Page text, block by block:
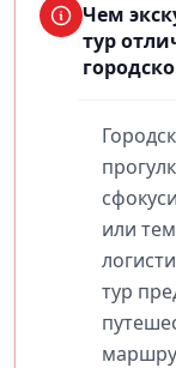
Чем
тур
или
тур